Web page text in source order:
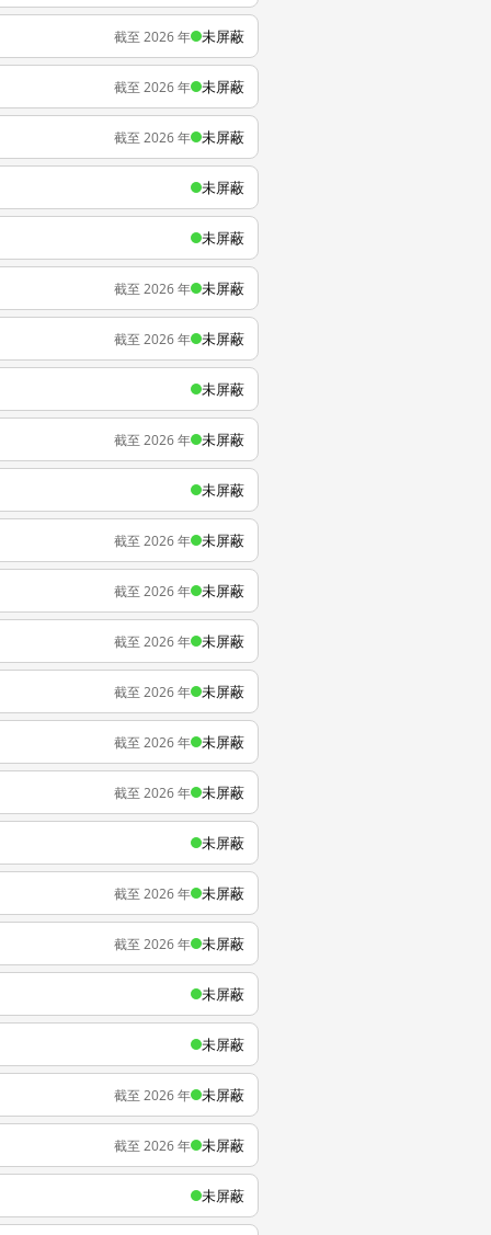
截至 2026 年 未屏蔽
截至 2026 年 未屏蔽
截至 2026 年 未屏蔽
未屏蔽
未屏蔽
截至 2026 年 未屏蔽
截至 2026 年 未屏蔽
未屏蔽
截至 2026 年 未屏蔽
未屏蔽
截至 2026 年 未屏蔽
截至 2026 年 未屏蔽
截至 2026 年 未屏蔽
截至 2026 年 未屏蔽
截至 2026 年 未屏蔽
截至 2026 年 未屏蔽
未屏蔽
截至 2026 年 未屏蔽
截至 2026 年 未屏蔽
未屏蔽
未屏蔽
截至 2026 年 未屏蔽
截至 2026 年 未屏蔽
未屏蔽